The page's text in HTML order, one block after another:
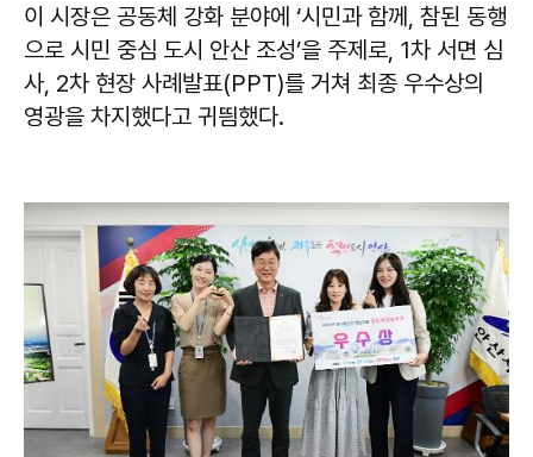
이 시장은 공동체 강화 분야에 ‘시민과 함께, 참된 동행
으로 시민 중심 도시 안산 조성’을 주제로, 1차 서면 심
사, 2차 현장 사례발표(PPT)를 거쳐 최종 우수상의
영광을 차지했다고 귀띔했다.